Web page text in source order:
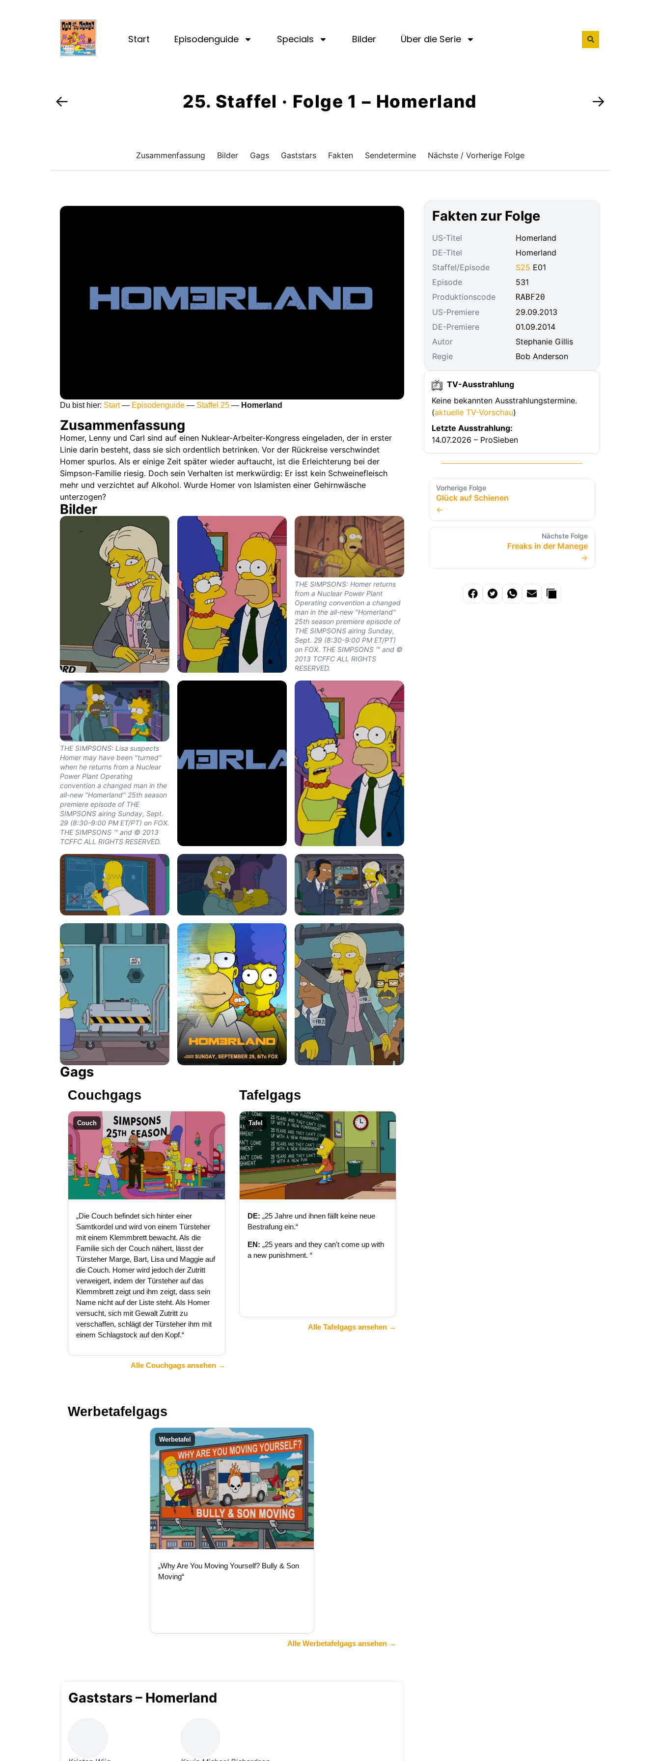
Start Episodenguide Specials Bilder Über die Serie
← 25. Staffel · Folge 1 – Homerland →
Zusammenfassung Bilder Gags Gaststars Fakten Sendetermine Nächste / Vorherige Folge
Du bist hier: Start— Episodenguide — Staffel 25 — Homerland
Zusammenfassung
Homer, Lenny und Carl sind auf einen Nuklear-Arbeiter-Kongress eingeladen, der in erster
Linie darin besteht, dass sie sich ordentlich betrinken. Vor der Rückreise verschwindet
Homer spurlos. Als er einige Zeit später wieder auftaucht, ist die Erleichterung bei der
Simpson-Familie riesig. Doch sein Verhalten ist merkwürdig: Er isst kein Schweinefleisch
mehr und verzichtet auf Alkohol. Wurde Homer von Islamisten einer Gehirnwäsche
unterzogen?
Bilder
THE SIMPSONS: Annie (guest
voice Kristen Wiig), is an intense,
jumpy FBI agent in the all-new
"Homerland" 25th season
premiere episode of THE
SIMPSONS airing Sunday, Sept.
29 (8:00-8:30 PM ET/PT) on FOX.
THE SIMPSONS ™ and © 2013
TCFFC ALL RIGHTS RESERVED.
THE SIMPSONS: Homer returns a
changed man from a nuclear
TCFFC ALL RIGHTS RESERVED.
THE SIMPSONS: Homer returns
from a Nuclear Power Plant
Operating convention a changed
man in the all-new "Homerland"
25th season premiere episode of
THE SIMPSONS airing Sunday,
Sept. 29 (8:30-9:00 PM ET/PT)
on FOX. THE SIMPSONS ™ and ©
2013 TCFFC ALL RIGHTS
RESERVED.
THE SIMPSONS: Lisa suspects
Homer may have been "turned"
when he returns from a Nuclear
Power Plant Operating
convention a changed man in the
all-new "Homerland" 25th season
premiere episode of THE
SIMPSONS airing Sunday, Sept.
29 (8:30-9:00 PM ET/PT) on FOX.
THE SIMPSONS ™ and © 2013
TCFFC ALL RIGHTS RESERVED.
Gags
Couchgags
Couch
„Die Couch befindet sich hinter einer
Samtkordel und wird von einem Türsteher
mit einem Klemmbrett bewacht. Als die
Familie sich der Couch nähert, lässt der
Türsteher Marge, Bart, Lisa und Maggie auf
die Couch. Homer wird jedoch der Zutritt
verweigert, indem der Türsteher auf das
Klemmbrett zeigt und ihm zeigt, dass sein
Name nicht auf der Liste steht. Als Homer
versucht, sich mit Gewalt Zutritt zu
verschaffen, schlägt der Türsteher ihm mit
einem Schlagstock auf den Kopf.“
Alle Couchgags ansehen →
Tafelgags
Tafel
DE: „25 Jahre und ihnen fällt keine neue
Bestrafung ein.“
EN: „25 years and they can't come up with
a new punishment. “
Alle Tafelgags ansehen →
Werbetafelgags
Werbetafel
„Why Are You Moving Yourself? Bully & Son
Moving“
Alle Werbetafelgags ansehen →
Gaststars – Homerland
Fakten zur Folge
US-Titel
Homerland
DE-Titel
Homerland
Staffel/Episode
S25 E01
Episode
531
Produktionscode
RABF20
US-Premiere
29.09.2013
DE-Premiere
01.09.2014
Autor
Stephanie Gillis
Regie
Bob Anderson
TV-Ausstrahlung
Keine bekannten Ausstrahlungstermine.
(aktuelle TV-Vorschau)
Letzte Ausstrahlung:
14.07.2026 – ProSieben
Vorherige Folge
Glück auf Schienen
←
Nächste Folge
Freaks in der Manege
→